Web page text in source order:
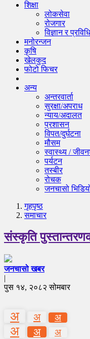
शिक्षा
लोकसेवा
रोजगार
विज्ञान र प्रविधि
मनोरन्जन
कृषि
खेलकुद
फोटो फिचर
अन्य
अन्तरवार्ता
सुरक्षा/अपराध
न्याय/अदालत
प्रशासन
विपत/दुर्घटना
मौसम
स्वास्थ्य /
पर्यटन
तस्बीर
रोचक
जनचासो
गृहपृष्‍ठ
समाचार
संस्कृति
जनचासो खबर
|
पुस १४, २०८२ सोमबार
अ अ अ
अ अ अ